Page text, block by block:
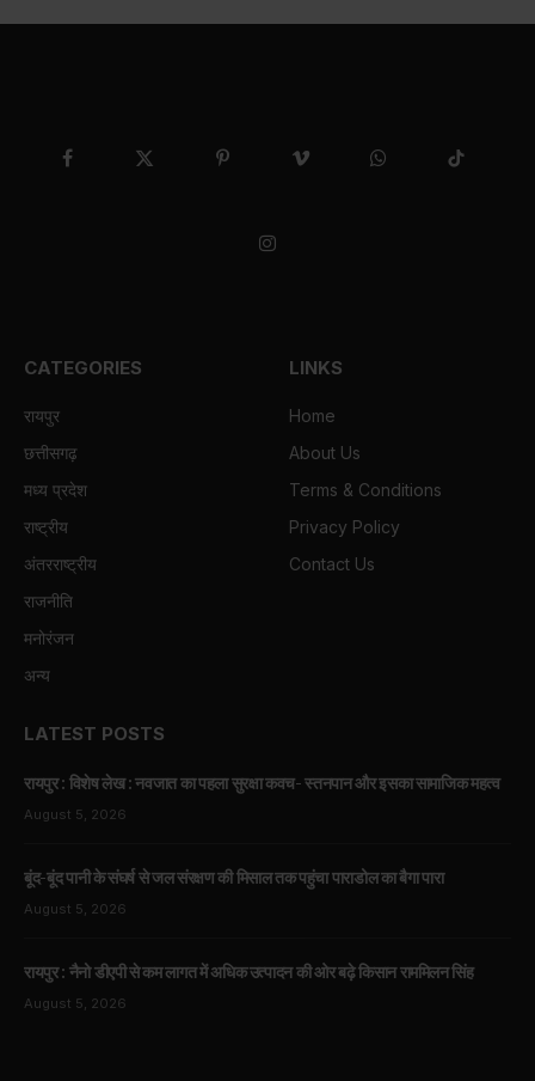
FacebookX
Pinterest Vimeo WhatsAppTikTok
Instagram
CATEGORIES
रायपुर
छत्तीसगढ़
मध्य प्रदेश
राष्ट्रीय
अंतरराष्ट्रीय
राजनीति
मनोरंजन
अन्य
LINKS
Home
About Us
Terms & Conditions
Privacy Policy
Contact Us
LATEST POSTS
रायपुर : विशेष लेख : नवजात का पहला सुरक्षा कवच- स्तनपान और इसका सामाजिक महत्व
August 5, 2026
बूंद-बूंद पानी के संघर्ष से जल संरक्षण की मिसाल तक पहुंचा पाराडोल का बैगा पारा
August 5, 2026
रायपुर : नैनो डीएपी से कम लागत में अधिक उत्पादन की ओर बढ़े किसान राममिलन सिंह
August 5, 2026